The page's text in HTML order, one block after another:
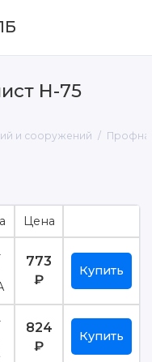
Н-75
и сооружений
Цена
773
₽
Купить
824
₽
Купить